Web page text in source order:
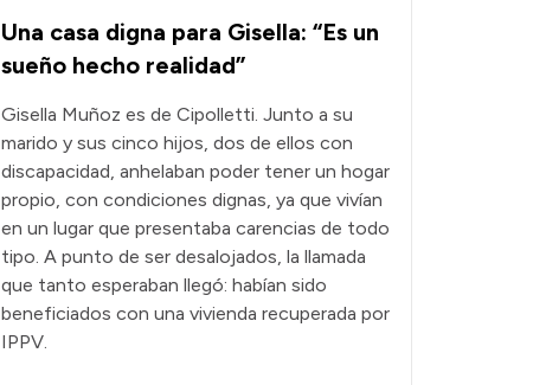
Una casa digna para Gisella: “Es un
sueño hecho realidad”
Gisella Muñoz es de Cipolletti. Junto a su
marido y sus cinco hijos, dos de ellos con
discapacidad, anhelaban poder tener un hogar
propio, con condiciones dignas, ya que vivían
en un lugar que presentaba carencias de todo
tipo. A punto de ser desalojados, la llamada
que tanto esperaban llegó: habían sido
beneficiados con una vivienda recuperada por
IPPV.